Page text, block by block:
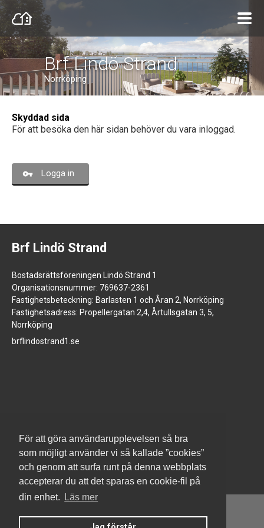
För att göra användarupplevelsen så bra
som möjligt använder vi så kallade ”cookies”
och genom att surfa runt på denna webbplats
accepterar du att det sparas en cookie-fil på
din enhet.
Läs mer
Brf Lindö Strand
Norrköping
Skyddad sida
För att besöka den här sidan behöver du vara inloggad.
Logga in
Brf Lindö Strand
Bostadsrättsföreningen Lindö Strand 1
Organisationsnummer: 769637-2361
Fastighetsbeteckning: Barlasten 1 och Åran 2, Norrköping
Fastighetsadress: Propellergatan 2,4, Årtullsgatan 3, 5,
Norrköping
brflindostrand1.se
www.jm.se